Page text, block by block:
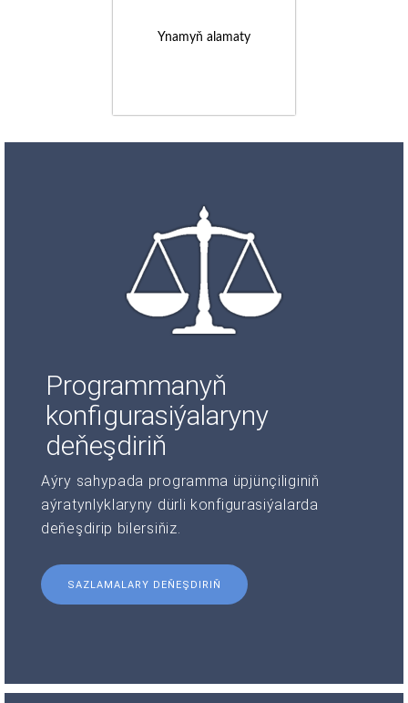
Ynamyň alamaty
Programmanyň
konfigurasiýalaryny
deňeşdiriň
Aýry sahypada programma üpjünçiliginiň
aýratynlyklaryny dürli konfigurasiýalarda
deňeşdirip bilersiňiz.
SAZLAMALARY DEŇEŞDIRIŇ